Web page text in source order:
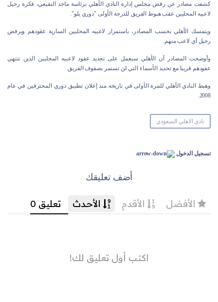
كشفت مصادر عن رفض مجلس إدارة النادي الأهلي برئاسة ماجد النفيعي، فكرة رحيل
لاعبيه المحليين عقب هبوط الفريق للدرجة الأولى "دوري يلو".
ويتمسك الأهلي بحسب المصادر، باستمرار لاعبيه المحليين السارية عقودهم ويرفض
رحيل أي لاعب منهم.
وأوضحت المصادر أن الأهلي سيعمل على تجديد عقود لاعبيه المحليين الذين تنتهي
عقودهم قريبا مع تحديد الأسماء التي لن تستمر بصفوف الفريق.
وهبط النادي الأهلي للمرة الأولى في تاريخه منذ إعلان تطبيق دوري المحترفين في عام
2008.
نادي الاهلي السعودي
تسجيل الدخول
أضف تعليقك